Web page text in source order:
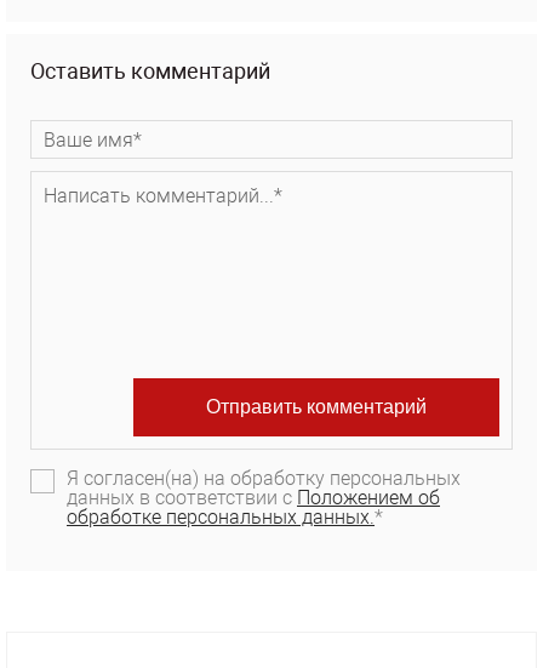
Оставить комментарий
Я согласен(на) на обработку персональных
данных в соответствии с Положением об
обработке персональных данных.*